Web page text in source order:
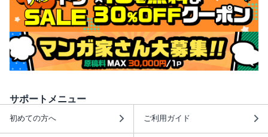
サポートメニュー
初めての方へ ご利用ガイド